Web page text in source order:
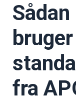
fra